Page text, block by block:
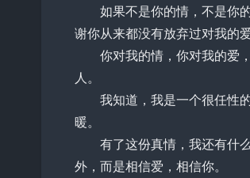
如果不是你的情，不是你的
谢你从来都没有放弃过对我的爱
你对我的情，你对我的爱，
人。
我知道，我是一个很任性的
暖。
有了这份真情，我还有什么
外，而是相信爱，相信你。